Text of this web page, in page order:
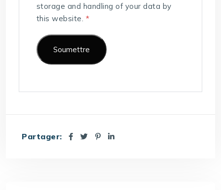
storage and handling of your data by
this website. *
Partager: